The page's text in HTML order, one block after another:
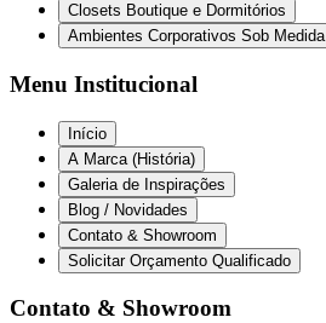
Closets Boutique e Dormitórios
Ambientes Corporativos Sob Medida
Menu Institucional
Início
A Marca (História)
Galeria de Inspirações
Blog / Novidades
Contato & Showroom
Solicitar Orçamento Qualificado
Contato & Showroom